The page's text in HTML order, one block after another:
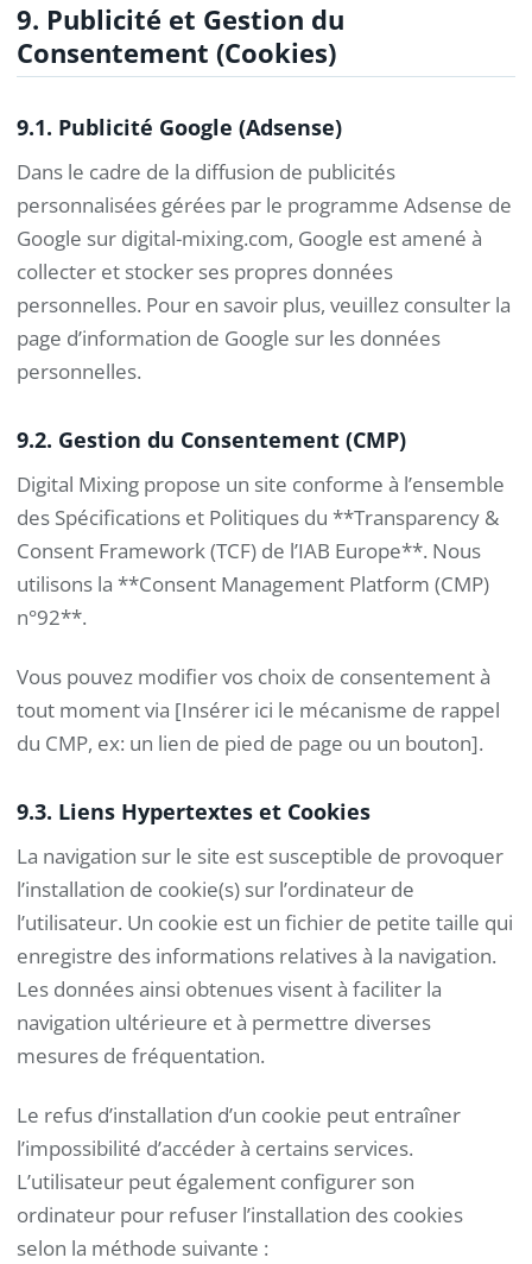
9. Publicité et Gestion du
Consentement (Cookies)
9.1. Publicité Google (Adsense)
Dans le cadre de la diffusion de publicités
personnalisées gérées par le programme Adsense de
Google sur digital-mixing.com, Google est amené à
collecter et stocker ses propres données
personnelles. Pour en savoir plus, veuillez consulter la
page d’information de Google sur les données
personnelles.
9.2. Gestion du Consentement (CMP)
Digital Mixing propose un site conforme à l’ensemble
des Spécifications et Politiques du **Transparency &
Consent Framework (TCF) de l’IAB Europe**. Nous
utilisons la **Consent Management Platform (CMP)
n°92**.
Vous pouvez modifier vos choix de consentement à
tout moment via [Insérer ici le mécanisme de rappel
du CMP, ex: un lien de pied de page ou un bouton].
9.3. Liens Hypertextes et Cookies
La navigation sur le site est susceptible de provoquer
l’installation de cookie(s) sur l’ordinateur de
l’utilisateur. Un cookie est un fichier de petite taille qui
enregistre des informations relatives à la navigation.
Les données ainsi obtenues visent à faciliter la
navigation ultérieure et à permettre diverses
mesures de fréquentation.
Le refus d’installation d’un cookie peut entraîner
l’impossibilité d’accéder à certains services.
L’utilisateur peut également configurer son
ordinateur pour refuser l’installation des cookies
selon la méthode suivante :